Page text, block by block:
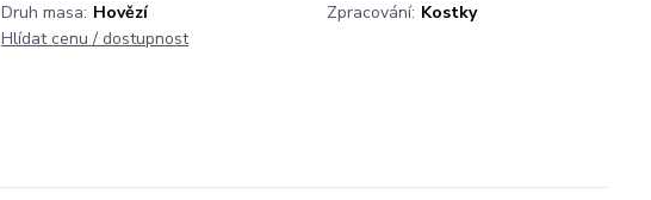
Druh masa: Hovězí Zpracování: Kostky
Hlídat cenu / dostupnost